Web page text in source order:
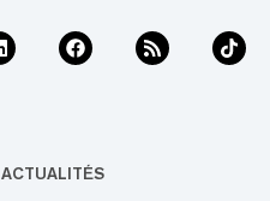
ACTUALITÉS